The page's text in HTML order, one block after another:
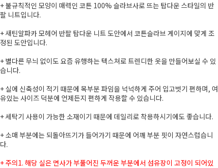
+ 불규칙적인 모양이 매력인 코튼 100% 슬라브사로 뜨는 탑다운 스타일의 반
팔 니트입니다.
+ 새틴알파카 모헤어 반팔 탑다운 니트 도안에서 코튼슬라브 게이지에 맞게 조
정된 도안입니다.
+ 별다른 무늬 없이도 요즘 유행하는 텍스쳐로 트렌디한 옷을 만들어보실 수 있
습니다.
+ 실에 신축성이 적기 때문에 목부분 파임을 넉넉하게 주어 입고벗기 편하며, 여
유있는 사이즈 덕분에 언제든지 편하게 작용할 수 있습니다.
+ 세탁기 사용이 가능한 소재이기 때문에 데일리로 착용하시기에도 좋습니다.
+ 소매 부분에는 되돌아뜨기가 들어가기 때문에 어깨 부분 핏이 자연스럽습니
다.
+ 주의1. 해당 실은 면사가 부풀어진 두꺼운 부분에서 섬유장이 고정이 되어있